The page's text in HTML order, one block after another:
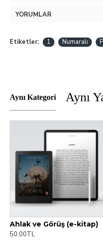
YORUMLAR
Etiketler: 1 Numaralı
Aynı Kategori Aynı
Ahlak ve Görüş (e-kitap)
50,00TL